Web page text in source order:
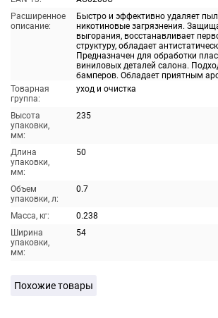
Расширенное
описание:
Быстро и эффективно удаляет
никотиновые загрязнения.
выгорания, восстанавливает
структуру, обладает
Предназначен для обработки
виниловых деталей салона.
бамперов. Обладает приятным
Товарная
группа:
уход и очистка
Высота
упаковки,
мм:
235
Длина
упаковки,
мм:
50
Объем
упаковки, л:
0.7
Масса, кг:
0.238
Ширина
упаковки,
мм:
54
Похожие товары